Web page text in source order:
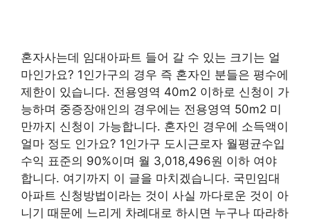
혼자사는데 임대아파트 들어 갈 수 있는 크기는 얼
마인가요? 1인가구의 경우 즉 혼자인 분들은 평수에
제한이 있습니다. 전용영역 40m2 이하로 신청이 가
능하며 중증장애인의 경우에는 전용영역 50m2 미
만까지 신청이 가능합니다. 혼자인 경우에 소득액이
얼마 정도 인가요? 1인가구 도시근로자 월평균수입
수익 표준의 90%이며 월 3,018,496원 이하 여야
합니다. 여기까지 이 글을 마치겠습니다. 국민임대
아파트 신청방법이라는 것이 사실 까다로운 것이 아
니기 때문에 느리게 차례대로 하시면 누구나 따라하